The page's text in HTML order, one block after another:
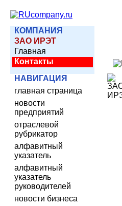
КОМПАНИЯ
ЗАО ИРЭТ
Главная
Контакты
НАВИГАЦИЯ
главная страница
новости
предприятий
отраслевой
рубрикатор
алфавитный
указатель
алфавитный
указатель
руководителей
новости бизнеса